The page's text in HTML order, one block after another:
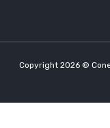
Copyright 2026 ©